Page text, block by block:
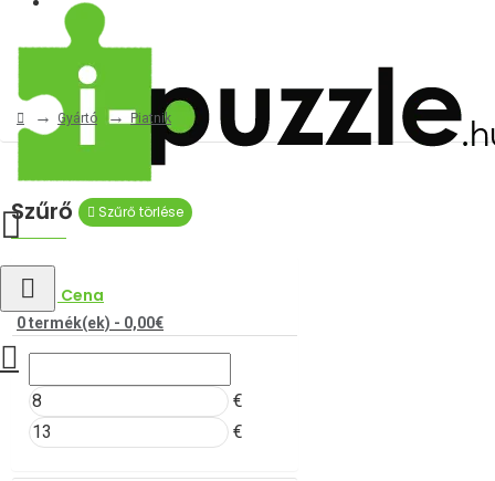
0 termék(ek) - 0,00€
Gyártó Piatnik
Szűrő Szűrő törlése
Cena
€
€